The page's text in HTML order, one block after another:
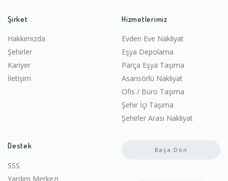
Şirket
Hakkımızda
Şehirler
Kariyer
İletişim
Hizmetlerimiz
Evden Eve Nakliyat
Eşya Depolama
Parça Eşya Taşıma
Asansörlü Nakliyat
Ofis / Büro Taşıma
Şehir İçi Taşıma
Şehirler Arası Nakliyat
Destek
SSS
Yardım Merkezi
Başa Dön